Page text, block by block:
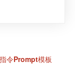
令Prompt模板